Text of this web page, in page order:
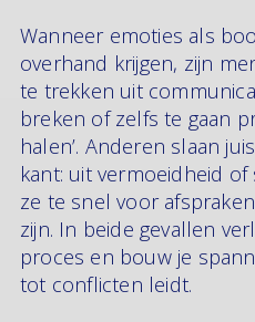
Wanneer emoties als
overhand krijgen, zijn
te trekken uit
breken of zelfs te gaan
halen’. Anderen slaan
kant: uit vermoeidheid
ze te snel voor
zijn. In beide gevallen
proces en bouw je
tot conflicten leidt.